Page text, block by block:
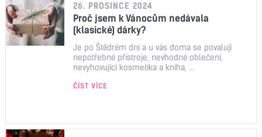
26. PROSINCE 2024
Proč jsem k Vánocům nedávala
(klasické) dárky?
Je po Štědrém dni a u vás doma se povalují
nepotřebné přístroje, nevhodné oblečení,
nevyhovující kosmetika a kniha, ...
ČÍST VÍCE